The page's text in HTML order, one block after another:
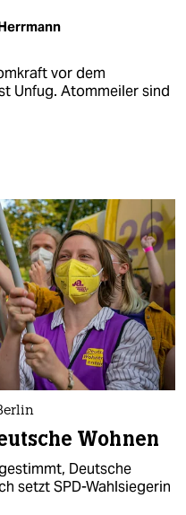
vor dem
Unfug. Atommeiler sind
Wohnen
Deutsche
setzt SPD-Wahlsiegerin